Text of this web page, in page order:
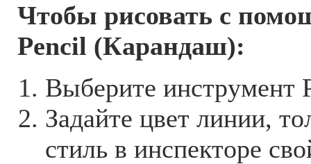
Чтобы рисовать с
Pencil (Карандаш):
Выберите инструмент
Задайте цвет линии,
стиль в инспекторе